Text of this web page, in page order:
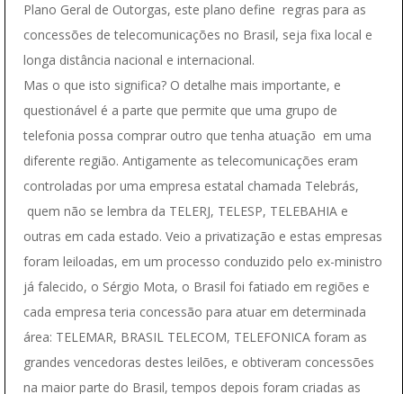
Plano Geral de Outorgas, este plano define regras para as
concessões de telecomunicações no Brasil, seja fixa local e
longa distância nacional e internacional.
Mas o que isto significa? O detalhe mais importante, e
questionável é a parte que permite que uma grupo de
telefonia possa comprar outro que tenha atuação em uma
diferente região. Antigamente as telecomunicações eram
controladas por uma empresa estatal chamada Telebrás,
quem não se lembra da TELERJ, TELESP, TELEBAHIA e
outras em cada estado. Veio a privatização e estas empresas
foram leiloadas, em um processo conduzido pelo ex-ministro
já falecido, o Sérgio Mota, o Brasil foi fatiado em regiões e
cada empresa teria concessão para atuar em determinada
área: TELEMAR, BRASIL TELECOM, TELEFONICA foram as
grandes vencedoras destes leilões, e obtiveram concessões
na maior parte do Brasil, tempos depois foram criadas as